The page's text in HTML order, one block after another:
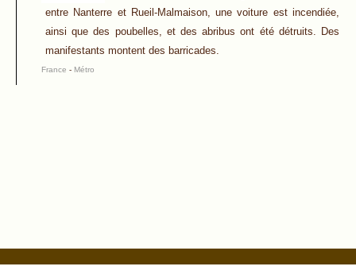
entre Nanterre et Rueil-Malmaison, une voiture est incendiée,
ainsi que des poubelles, et des abribus ont été détruits. Des
manifestants montent des barricades.
France - Métro